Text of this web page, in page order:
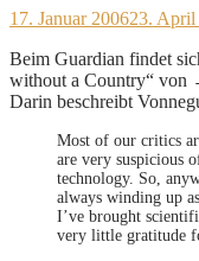
17. Januar 200623. April
Beim Guardian findet
without a Country“ von
Darin beschreibt
Most of our critics
are very suspicious
technology. So,
always winding up
I’ve brought
very little gratitude